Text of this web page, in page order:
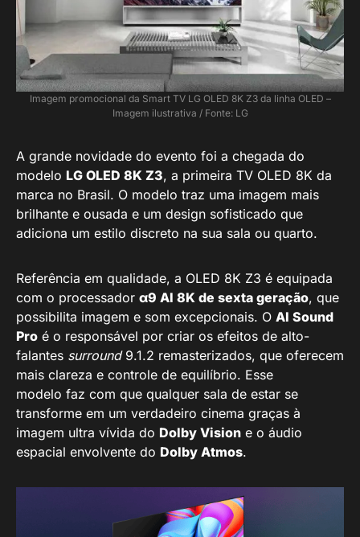
Imagem promocional da Smart TV LG OLED 8K Z3 da linha OLED –
Imagem ilustrativa / Fonte: LG
A grande novidade do evento foi a chegada do
modelo LG OLED 8K Z3, a primeira TV OLED 8K da
marca no Brasil. O modelo traz uma imagem mais
brilhante e ousada e um design sofisticado que
adiciona um estilo discreto na sua sala ou quarto.
Referência em qualidade, a OLED 8K Z3 é equipada
com o processador α9 AI 8K de sexta geração, que
possibilita imagem e som excepcionais. O AI Sound
Pro é o responsável por criar os efeitos de alto-
falantes surround 9.1.2 remasterizados, que oferecem
mais clareza e controle de equilíbrio. Esse
modelo faz com que qualquer sala de estar se
transforme em um verdadeiro cinema graças à
imagem ultra vívida do Dolby Vision e o áudio
espacial envolvente do Dolby Atmos.